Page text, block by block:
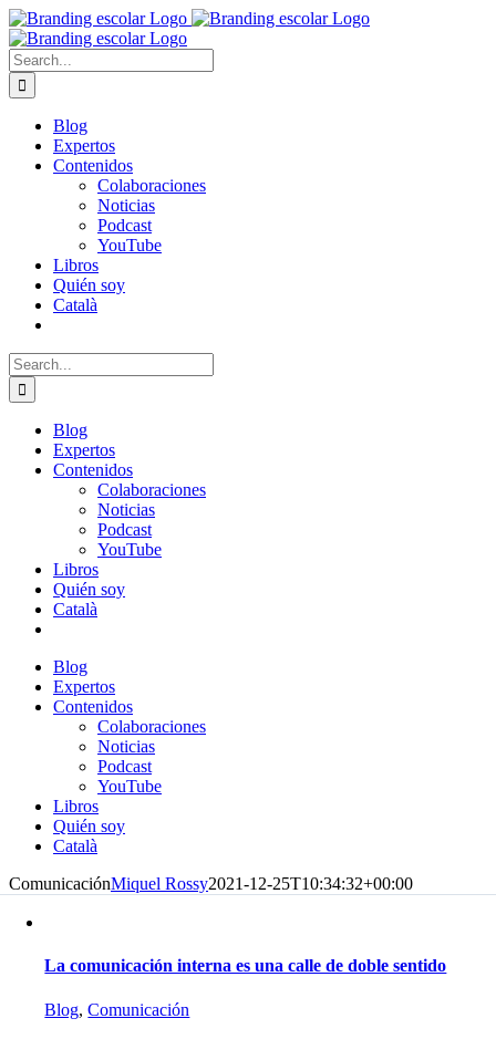
Skip
to
content
Search
for:
Blog
Expertos
Contenidos
Colaboraciones
Noticias
Podcast
YouTube
Libros
Quién soy
Català
Search
for:
Blog
Expertos
Contenidos
Colaboraciones
Noticias
Podcast
YouTube
Libros
Quién soy
Català
Blog
Expertos
Contenidos
Colaboraciones
Noticias
Podcast
YouTube
Libros
Quién soy
Català
ComunicaciónMiquel Rossy2021-12-25T10:34:32+00:00
La comunicación interna es una calle de doble sentido
Blog,Comunicación